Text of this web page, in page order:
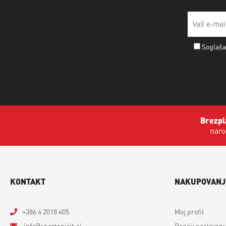
KONTAKT
+386 4 2018 405
Moj profil